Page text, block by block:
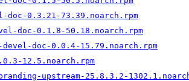
doc-0.3.21-73.39.noarch.rpm
doc-0.1.8-50.18.noarch.rpm
devel-doc-0.0.4-15.79.noarch.rpm
12.5.noarch.rpm
upstream-25.8.3.2-